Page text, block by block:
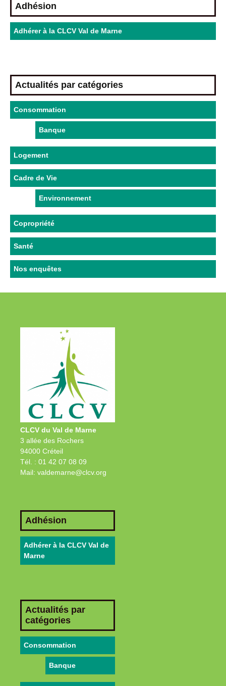
Adhésion
Adhérer à la CLCV Val de Marne
Actualités par catégories
Consommation
Banque
Logement
Cadre de Vie
Environnement
Copropriété
Santé
Nos enquêtes
CLCV du Val de Marne
3 allée des Rochers
94000 Créteil
Tél. : 01 42 07 08 09
Mail: valdemarne@clcv.org
Adhésion
Adhérer à la CLCV Val de
Marne
Actualités par
catégories
Consommation
Banque